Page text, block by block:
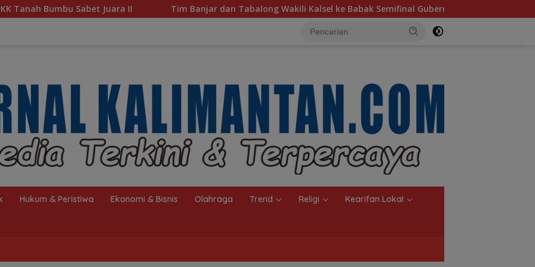
II Tim Banjar dan Tabalong Wakili Kalsel ke Babak Semifinal Gubernur Cup Road to Pangdam XXII/Tambun
Hukum & Peristiwa Ekonomi & Bisnis Olahraga Trend Religi Kearifan Lokal